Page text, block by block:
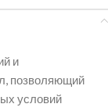
и
позволяющий
условий